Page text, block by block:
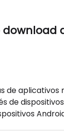
de
de